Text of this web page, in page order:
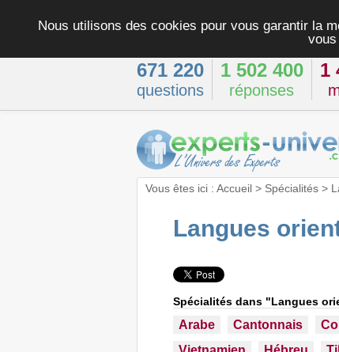
Nous utilisons des cookies pour vous garantir la
671 220
questions
1 502 400
réponses
1
Vous êtes ici : Accueil> Spécialités>
Langues
Spécialités dans "Langues
Arabe Cantonnais